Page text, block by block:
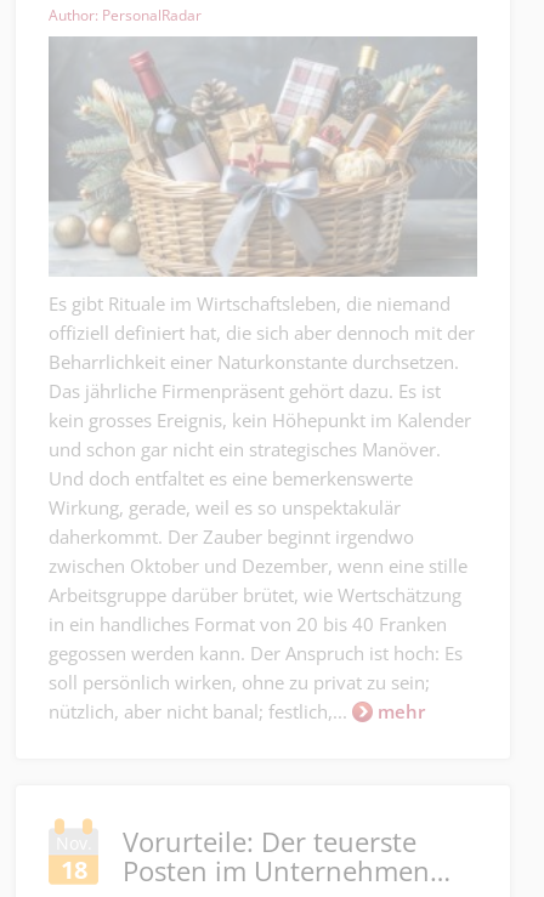
Author: PersonalRadar
Es gibt Rituale im Wirtschaftsleben, die niemand
offiziell definiert hat, die sich aber dennoch mit der
Beharrlichkeit einer Naturkonstante durchsetzen.
Das jährliche Firmenpräsent gehört dazu. Es ist
kein grosses Ereignis, kein Höhepunkt im Kalender
und schon gar nicht ein strategisches Manöver.
Und doch entfaltet es eine bemerkenswerte
Wirkung, gerade, weil es so unspektakulär
daherkommt. Der Zauber beginnt irgendwo
zwischen Oktober und Dezember, wenn eine stille
Arbeitsgruppe darüber brütet, wie Wertschätzung
in ein handliches Format von 20 bis 40 Franken
gegossen werden kann. Der Anspruch ist hoch: Es
soll persönlich wirken, ohne zu privat zu sein;
nützlich, aber nicht banal; festlich,...
mehr
Nov.
18
Vorurteile: Der teuerste
Posten im Unternehmen…